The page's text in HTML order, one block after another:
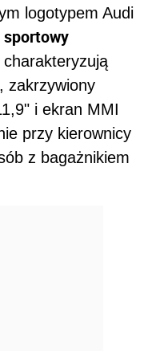
logotypem Audi
sportowy
zakrzywiony
i ekran MMI
przy kierownicy
z bagażnikiem